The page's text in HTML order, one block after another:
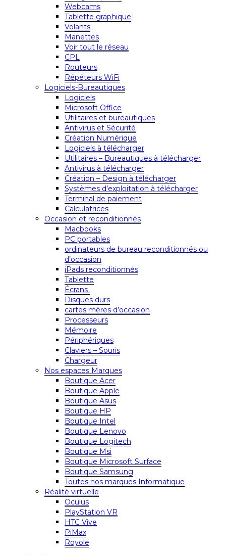
Webcams
Tablette graphique
Volants
Manettes
Voir tout le réseau
CPL
Routeurs
Répéteurs WiFi
Logiciels-Bureautiques
Logiciels
Microsoft Office
Utilitaires et bureautiques
Antivirus et Sécurité
Création Numérique
Logiciels à télécharger
Utilitaires – Bureautiques à télécharger
Antivirus à télécharger
Création – Design à télécharger
Systèmes d’exploitation à télécharger
Terminal de paiement
Calculatrices
Occasion et reconditionnés
Macbooks
PC portables
ordinateurs de bureau reconditionnés ou
d’occasion
iPads reconditionnés
Tablette
Écrans
Disques durs
cartes mères d’occasion
Processeurs
Mémoire
Périphériques
Claviers – Souris
Chargeur
Nos espaces Marques
Boutique Acer
Boutique Apple
Boutique Asus
Boutique HP
Boutique Intel
Boutique Lenovo
Boutique Logitech
Boutique Msi
Boutique Microsoft Surface
Boutique Samsung
Toutes nos marques Informatique
Réalité virtuelle
Oculus
PlayStation VR
HTC Vive
PiMax
Royole